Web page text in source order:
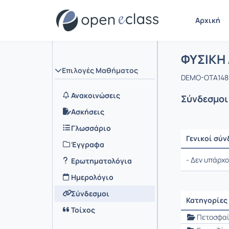
Αρχική
Επιλογές Μαθήματος
Ανακοινώσεις
Ασκήσεις
Γλωσσάριο
Έγγραφα
Ερωτηματολόγια
Ημερολόγιο
Σύνδεσμοι
Τοίχος
Μάθημα
DEMO-
Σύνδεσμοι
Γενικοί
Ρυθμίσεις
- Δεν
Ρυθμίσεις